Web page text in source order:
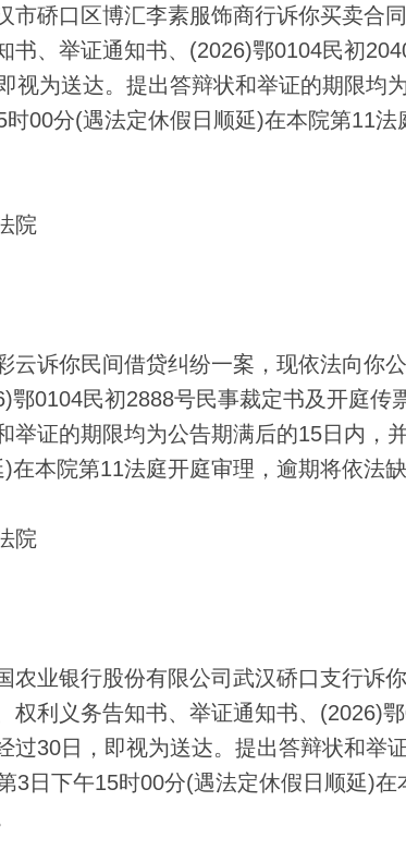
硚口区博汇李素服饰商行诉你买卖合
书、举证通知书、(2026)鄂0104民初
视为送达。提出答辩状和举证的期限均
00分(遇法定休假日顺延)在本院第11
院
诉你民间借贷纠纷一案，现依法向你
鄂0104民初2888号民事裁定书及开庭传
举证的期限均为公告期满后的15日内，
本院第11法庭开庭审理，逾期将依法缺
院
业银行股份有限公司武汉硚口支行诉
权利义务告知书、举证通知书、(2026)
过30日，即视为送达。提出答辩状和举
3日下午15时00分(遇法定休假日顺延)